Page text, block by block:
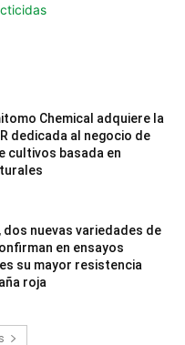
Chemical adquiere la
dedicada al negocio de
cultivos basada en
dos nuevas variedades de
en ensayos
su mayor resistencia
roja